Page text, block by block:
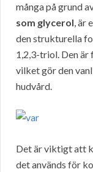
många på grund
som glycerol, är
den strukturella
1,2,3-triol. Den är
vilket gör den
hudvård.
Det är viktigt att
det används för